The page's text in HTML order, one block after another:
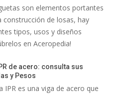
son elementos portantes
construcción de losas, hay
tipos, usos y diseños
en Aceropedia!
de acero: consulta sus
y Pesos
IPR es una viga de acero que